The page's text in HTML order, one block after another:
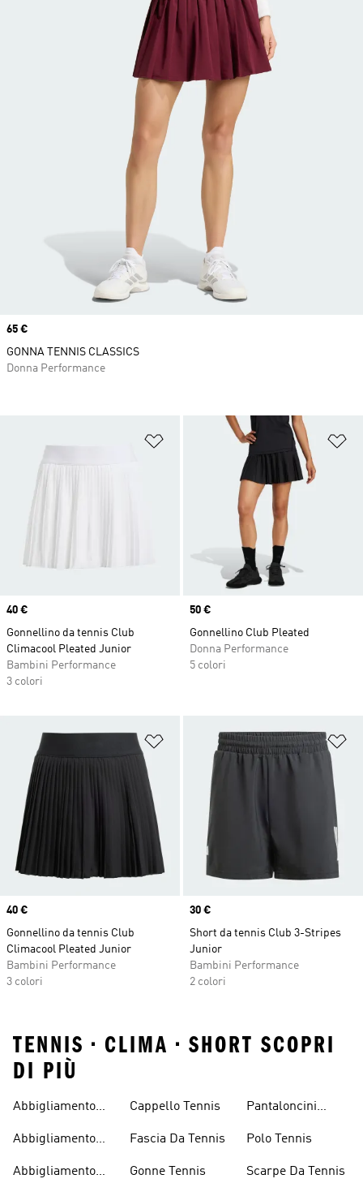
Aggiungi alla lista dei desideri
Price
40 €
Gonnellino da tennis Club
Climacool Pleated Junior
Bambini Performance
3 colori
Price
50 €
Gonnellino Club Pleated
Donna Performance
5 colori
Aggiungi alla lista dei desideri
Price
40 €
Gonnellino da tennis Club
Climacool Pleated Junior
Bambini Performance
3 colori
Price
30 €
Short da tennis Club 3-Stripes
Junior
Bambini Performance
2 colori
Price
65 €
GONNA TENNIS CLASSICS
Donna Performance
TENNIS • CLIMA • SHORT SCOPRI
DI PIÙ
Abbigliamento
Abbigliamento
Abbigliamento
Cappello Tennis
Fascia Da Tennis
Gonne Tennis
Pantaloncini
Polo Tennis
Scarpe Da Tennis